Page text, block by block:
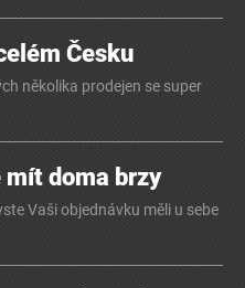
Česku
několika prodejen se super
mít doma brzy
Vaši objednávku měli u sebe